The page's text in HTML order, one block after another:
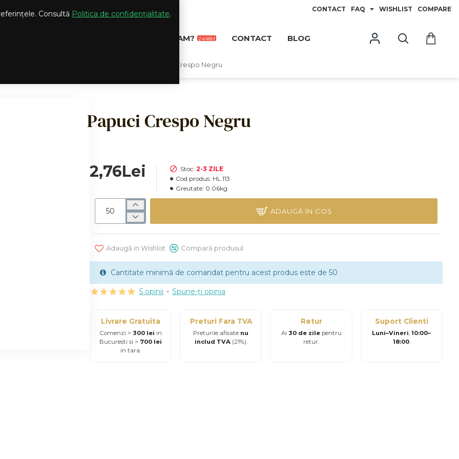
Consultă Politica de confidențialitate.
CONTACT FAQ WISHLIST COMPARE
CUM LIVRAM? 24/48H CONTACT BLOG
o
Papuci Crespo Negru
Papuci Crespo Negru
5 opinii - Spune-ţi opinia
2,76Lei Stoc: 2-3 ZILE
Cod produs: HL 113
Greutate: 0.06kg
ADAUGĂ ÎN COŞ
Adaugă in Wishlist Compară produsul
Cantitate minimă de comandat pentru acest produs este de 50
Livrare Gratuita
Comenzi > 300 lei in
Bucuresti si > 700 lei
in tara.
Preturi Fara TVA
Preturile afisate nu
includ TVA(21%).
Retur
Ai 30 de zilepentru
retur.
Suport Clienti
Luni–Vineri,10:00–
18:00.